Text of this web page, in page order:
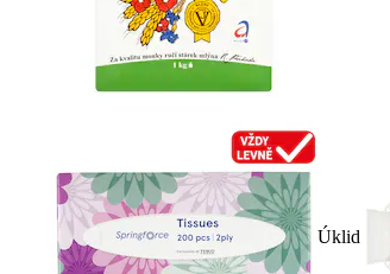
Úklid